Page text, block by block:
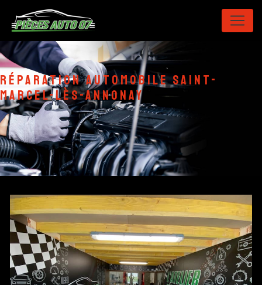
Panneau de gestion des cookies
réparation automobile Saint-
Marcel-lès-Annonay